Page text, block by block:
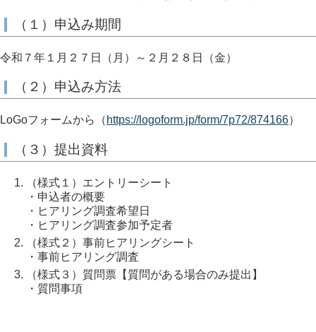
（１）申込み期間
令和７年１月２７日（月）～２月２８日（金）
（２）申込み方法
LoGoフォームから（ https://logoform.jp/form/7p72/874166）
（３）提出資料
（様式１）エントリーシート
・申込者の概要
・ヒアリング調査希望日
・ヒアリング調査参加予定者
（様式２）事前ヒアリングシート
・事前ヒアリング調査
（様式３）質問票【質問がある場合のみ提出】
・質問事項